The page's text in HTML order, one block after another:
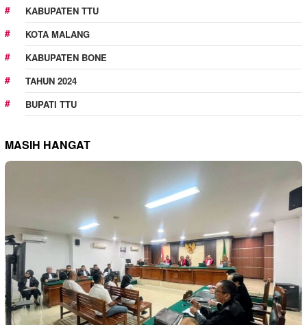
KABUPATEN TTU
KOTA MALANG
KABUPATEN BONE
TAHUN 2024
BUPATI TTU
MASIH HANGAT